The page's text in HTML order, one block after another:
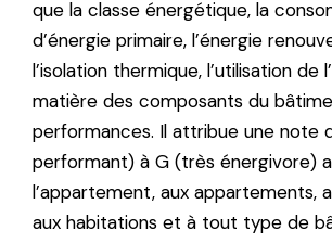
que la classe énergétique, la
d’énergie primaire, l’énergie
l’isolation thermique, l’utilisation de
matière des composants du
performances. Il attribue une note
performant) à G (très énergivore)
l’appartement, aux appartements,
aux habitations et à tout type de